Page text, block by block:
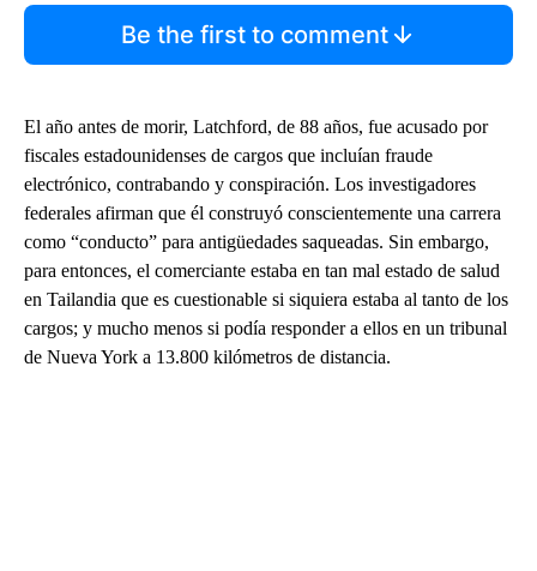
Be the first to comment
El año antes de morir, Latchford, de 88 años, fue acusado por
fiscales estadounidenses de cargos que incluían fraude
electrónico, contrabando y conspiración. Los investigadores
federales afirman que él construyó conscientemente una carrera
como “conducto” para antigüedades saqueadas. Sin embargo,
para entonces, el comerciante estaba en tan mal estado de salud
en Tailandia que es cuestionable si siquiera estaba al tanto de los
cargos; y mucho menos si podía responder a ellos en un tribunal
de Nueva York a 13.800 kilómetros de distancia.